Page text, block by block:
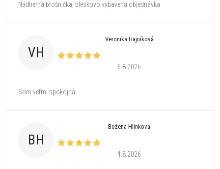
Nádherná brošnička, bleskovo vybavená objednávka
VH
Veronika Hajníková
6.8.2026
Som veľmi spokojná
BH
Božena Hlinkova
4.8.2026